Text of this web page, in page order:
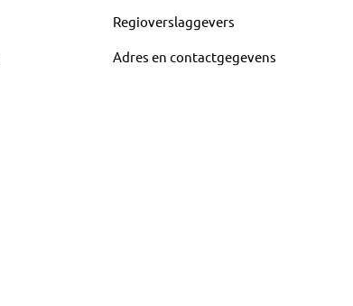
Regioverslaggevers
Adres en contactgegevens